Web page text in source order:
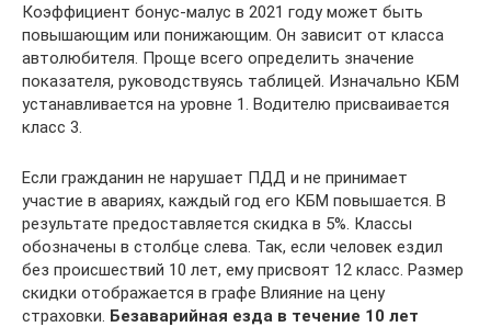
Коэффициент бонус-малус в 2021 году может быть
повышающим или понижающим. Он зависит от класса
автолюбителя. Проще всего определить значение
показателя, руководствуясь таблицей. Изначально КБМ
устанавливается на уровне 1. Водителю присваивается
класс 3.
Если гражданин не нарушает ПДД и не принимает
участие в авариях, каждый год его КБМ повышается. В
результате предоставляется скидка в 5%. Классы
обозначены в столбце слева. Так, если человек ездил
без происшествий 10 лет, ему присвоят 12 класс. Размер
скидки отображается в графе Влияние на цену
страховки. Безаварийная езда в течение 10 лет